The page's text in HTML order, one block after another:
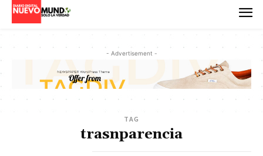
- Advertisement -
TAG
trasnparencia